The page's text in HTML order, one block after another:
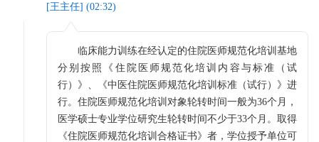
[王主任] (02:32)
临床能力训练在经认定的住院医师规范化培训基地
分别按照《住院医师规范化培训内容与标准（试
行）》、《中医住院医师规范化培训标准（试行）》进
行。住院医师规范化培训对象轮转时间一般为36个月，
医学硕士专业学位研究生轮转时间不少于33个月。取得
《住院医师规范化培训合格证书》者，学位授予单位可